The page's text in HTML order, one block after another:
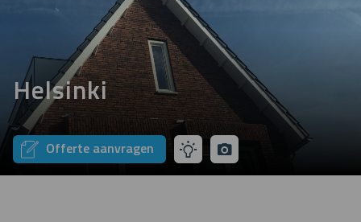
Helsinki
Offerte aanvragen
Tip
mijn
pictures